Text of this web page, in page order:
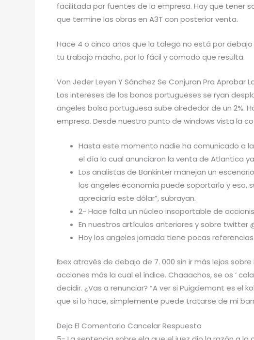
facilitada por fuentes de la empresa. Hay que tener
que termine las obras en A3T con posterior venta.
Hace 4 o cinco años que la talego no está por debajo
tu trabajo macho, por lo fácil y comodo que resulta.
Von Jeder Leyen Y Sánchez Se Conjuran Pra Aprobar
Los intereses de los bonos portugueses se ryan
angeles bolsa portuguesa sube alrededor de un 2%.
empresa. Desde nuestro punto de windows vista la
Hasta este momento nadie ha comunicado a
el día la cual anunciaron la venta de Atlantica
Los analistas de Bankinter manejan un
los angeles economía puede soportarlo y eso,
apreciaría este dólar”, subrayan.
2- Hace falta un núcleo insoportable de
En nuestros artículos anteriores y sobre twitter
Hoy los angeles jornada tiene pocas
Ibex através de debajo de 7. 000 sin ir más lejos
acciones más la cual el índice. Chaaachos, se os ‘
decidir. ¿Vas a renunciar? “A ver si Puigdemont es el
que si lo hace, simplemente puede tratarse de mi
Deja El Comentario Cancelar Respuesta